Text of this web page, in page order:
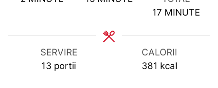
17 MINUTES
MINUTE
SERVIRE
13 portii
CALORII
381 kcal